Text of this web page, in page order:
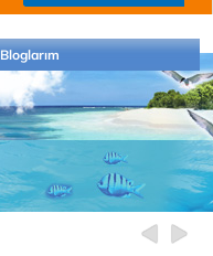
Bloglarım